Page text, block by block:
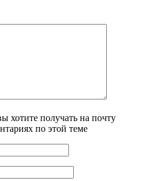
хотите получать на почту
по этой теме